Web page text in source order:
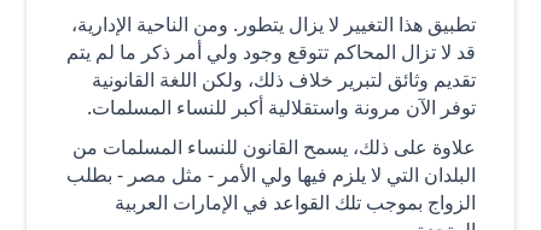
تطبيق هذا التغيير لا يزال يتطور. ومن الناحية الإدارية،
قد لا تزال المحاكم تتوقع وجود ولي أمر ذكر ما لم يتم
تقديم وثائق لتبرير خلاف ذلك، ولكن اللغة القانونية
توفر الآن مرونة واستقلالية أكبر للنساء المسلمات.
علاوة على ذلك، يسمح القانون للنساء المسلمات من
البلدان التي لا يلزم فيها ولي الأمر - مثل مصر - بطلب
الزواج بموجب تلك القواعد في الإمارات العربية